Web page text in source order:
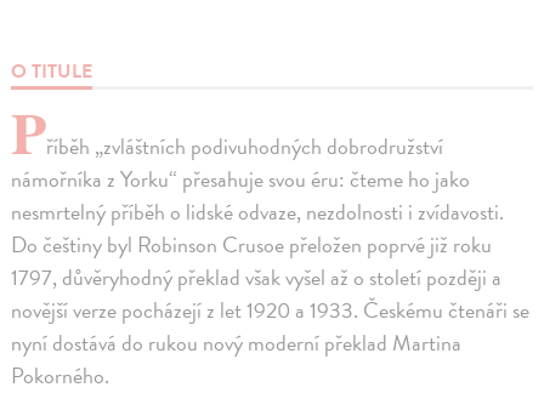
O TITULE
Příběh „zvláštních podivuhodných dobrodružství
námořníka z Yorku“ přesahuje svou éru: čteme ho jako
nesmrtelný příběh o lidské odvaze, nezdolnosti i zvídavosti.
Do češtiny byl Robinson Crusoe přeložen poprvé již roku
1797, důvěryhodný překlad však vyšel až o století později a
novější verze pocházejí z let 1920 a 1933. Českému čtenáři se
nyní dostává do rukou nový moderní překlad Martina
Pokorného.